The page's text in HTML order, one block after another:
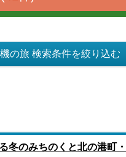
の旅 検索条件を絞り込む
冬のみちのくと北の港町・